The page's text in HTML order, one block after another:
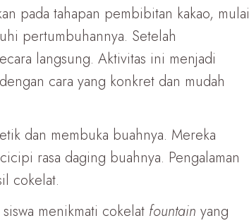
pada tahapan pembibitan kakao, mulai
pertumbuhannya. Setelah
langsung. Aktivitas ini menjadi
cara yang konkret dan mudah
dan membuka buahnya. Mereka
rasa daging buahnya. Pengalaman
cokelat.
menikmati cokelat fountain yang